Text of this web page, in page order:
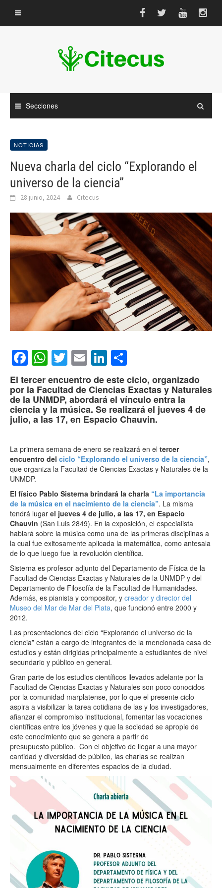
contenido
Secciones
NOTICIAS
Nueva charla del ciclo “Explorando el
universo de la ciencia”
28 junio, 2024 Citecus
Facebook
WhatsApp
Twitter
EmailLinkedIn
El tercer encuentro de este ciclo, organizado
por la Facultad de Ciencias Exactas y Naturales
de la UNMDP, abordará el vínculo entra la
ciencia y la música. Se realizará el jueves 4 de
julio, a las 17, en Espacio Chauvin.
La primera semana de enero se realizará en el tercer
encuentro del ciclo “Explorando el universo de la ciencia”,
que organiza la Facultad de Ciencias Exactas y Naturales de la
UNMDP.
El físico Pablo Sisterna brindará la charla “La importancia
de la música en el nacimiento de la ciencia”. La misma
tendrá lugar el jueves 4 de julio, a las 17, en Espacio
Chauvin (San Luis 2849). En la exposición, el especialista
hablará sobre la música como una de las primeras disciplinas a
la cual fue exitosamente aplicada la matemática, como antesala
de lo que luego fue la revolución científica.
Sisterna es profesor adjunto del Departamento de Física de la
Facultad de Ciencias Exactas y Naturales de la UNMDP y del
Departamento de Filosofía de la Facultad de Humanidades.
Además, es pianista y compositor, y creador y director del
Museo del Mar de Mar del Plata, que funcionó entre 2000 y
2012.
Las presentaciones del ciclo “Explorando el universo de la
ciencia” están a cargo de integrantes de la mencionada casa de
estudios y están dirigidas principalmente a estudiantes de nivel
secundario y público en general.
Gran parte de los estudios científicos llevados adelante por la
Facultad de Ciencias Exactas y Naturales son poco conocidos
por la comunidad marplatense, por lo que el presente ciclo
aspira a visibilizar la tarea cotidiana de las y los investigadores,
afianzar el compromiso institucional, fomentar las vocaciones
científicas entre los jóvenes y que la sociedad se apropie de
este conocimiento que se genera a partir de
presupuesto público. Con el objetivo de llegar a una mayor
cantidad y diversidad de público, las charlas se realizan
mensualmente en diferentes espacios de la ciudad.